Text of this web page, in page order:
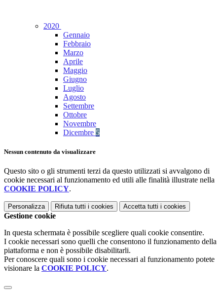
2020
Gennaio
Febbraio
Marzo
Aprile
Maggio
Giugno
Luglio
Agosto
Settembre
Ottobre
Novembre
Dicembre 5
Nessun contenuto da visualizzare
Questo sito o gli strumenti terzi da questo utilizzati si avvalgono di
cookie necessari al funzionamento ed utili alle finalità illustrate nella
COOKIE POLICY.
Personalizza Rifiuta tutti i cookies Accetta tutti i cookies
Gestione cookie
In questa schermata è possibile scegliere quali cookie consentire.
I cookie necessari sono quelli che consentono il funzionamento della
piattaforma e non è possibile disabilitarli.
Per conoscere quali sono i cookie necessari al funzionamento potete
visionare la COOKIE POLICY.